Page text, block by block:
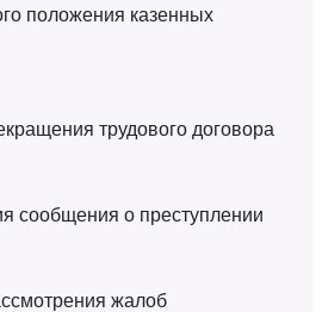
положения казенных
трудового договора
сообщения о преступлении
жалоб